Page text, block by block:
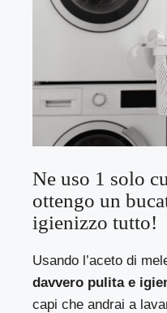
Ne uso 1 solo
ottengo un
igienizzo tutto!
Usando l’aceto di
davvero pulita e
capi che andrai a